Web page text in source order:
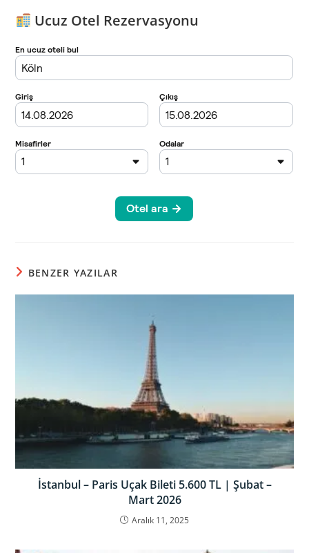
Ucuz Otel Rezervasyonu
BENZER YAZILAR
İstanbul – Paris Uçak Bileti 5.600 TL | Şubat –
Mart 2026
Aralık 11, 2025